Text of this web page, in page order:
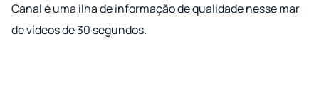
Canal é uma ilha de informação de qualidade nesse mar
de vídeos de 30 segundos.